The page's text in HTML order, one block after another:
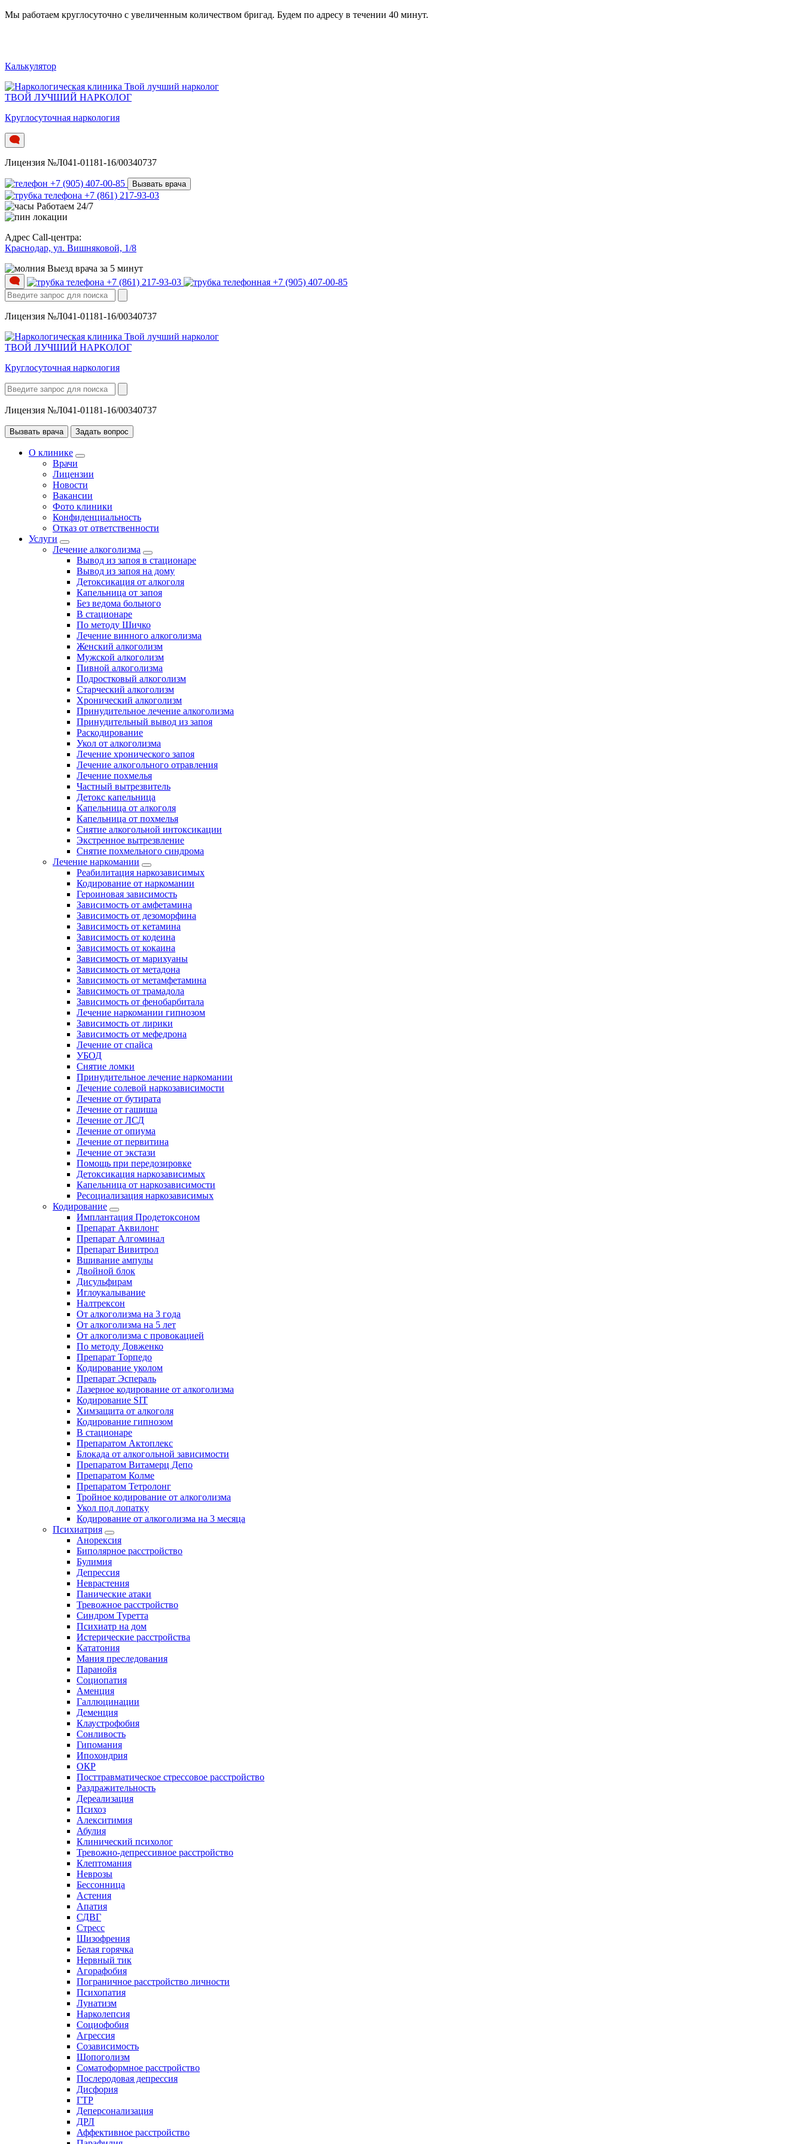
Мы работаем круглосуточно c увеличенным количеством бригад. Будем по адресу в течении 40 минут.
Калькулятор
ТВОЙ ЛУЧШИЙ НАРКОЛОГ
Круглосуточная наркология
Лицензия №Л041-01181-16/00340737
+7 (905) 407-00-85 Вызвать врача
+7 (861) 217-93-03
Работаем 24/7
Адрес Call-центра:
Краснодар, ул. Вишняковой, 1/8
Выезд врача за 5 минут
+7 (861) 217-93-03
+7 (905) 407-00-85
Лицензия №Л041-01181-16/00340737
ТВОЙ ЛУЧШИЙ НАРКОЛОГ
Круглосуточная наркология
Лицензия №Л041-01181-16/00340737
Вызвать врача Задать вопрос
О клинике
Врачи
Лицензии
Новости
Вакансии
Фото клиники
Конфиденциальность
Отказ от ответственности
Услуги
Лечение алкоголизма
Вывод из запоя в стационаре
Вывод из запоя на дому
Детоксикация от алкоголя
Капельница от запоя
Без ведома больного
В стационаре
По методу Шичко
Лечение винного алкоголизма
Женский алкоголизм
Мужской алкоголизм
Пивной алкоголизма
Подростковый алкоголизм
Старческий алкоголизм
Хронический алкоголизм
Принудительное лечение алкоголизма
Принудительный вывод из запоя
Раскодирование
Укол от алкоголизма
Лечение хронического запоя
Лечение алкогольного отравления
Лечение похмелья
Частный вытрезвитель
Детокс капельница
Капельница от алкоголя
Капельница от похмелья
Снятие алкогольной интоксикации
Экстренное вытрезвление
Снятие похмельного синдрома
Лечение наркомании
Реабилитация наркозависимых
Кодирование от наркомании
Героиновая зависимость
Зависимость от амфетамина
Зависимость от дезоморфина
Зависимость от кетамина
Зависимость от кодеина
Зависимость от кокаина
Зависимость от марихуаны
Зависимость от метадона
Зависимость от метамфетамина
Зависимость от трамадола
Зависимость от фенобарбитала
Лечение наркомании гипнозом
Зависимость от лирики
Зависимость от мефедрона
Лечение от спайса
УБОД
Снятие ломки
Принудительное лечение наркомании
Лечение солевой наркозависимости
Лечение от бутирата
Лечение от гашиша
Лечение от ЛСД
Лечение от опиума
Лечение от первитина
Лечение от экстази
Помощь при передозировке
Детоксикация наркозависимых
Капельница от наркозависимости
Ресоциализация наркозависимых
Кодирование
Имплантация Продетоксоном
Препарат Аквилонг
Препарат Алгоминал
Препарат Вивитрол
Вшивание ампулы
Двойной блок
Дисульфирам
Иглоукалывание
Налтрексон
От алкоголизма на 3 года
От алкоголизма на 5 лет
От алкоголизма с провокацией
По методу Довженко
Препарат Торпедо
Кодирование уколом
Препарат Эспераль
Лазерное кодирование от алкоголизма
Кодирование SIT
Химзащита от алкоголя
Кодирование гипнозом
В стационаре
Препаратом Актоплекс
Блокада от алкогольной зависимости
Препаратом Витамерц Депо
Препаратом Колме
Препаратом Тетролонг
Тройное кодирование от алкоголизма
Укол под лопатку
Кодирование от алкоголизма на 3 месяца
Психиатрия
Анорексия
Биполярное расстройство
Булимия
Депрессия
Неврастения
Панические атаки
Тревожное расстройство
Синдром Туретта
Психиатр на дом
Истерические расстройства
Кататония
Мания преследования
Паранойя
Социопатия
Аменция
Галлюцинации
Деменция
Клаустрофобия
Сонливость
Гипомания
Ипохондрия
ОКР
Посттравматическое стрессовое расстройство
Раздражительность
Дереализация
Психоз
Алекситимия
Абулия
Клинический психолог
Тревожно-депрессивное расстройство
Клептомания
Неврозы
Бессонница
Астения
Апатия
СДВГ
Стресс
Шизофрения
Белая горячка
Нервный тик
Агорафобия
Пограничное расстройство личности
Психопатия
Лунатизм
Нарколепсия
Социофобия
Агрессия
Созависимость
Шопоголизм
Соматоформное расстройство
Послеродовая депрессия
Дисфория
ГТР
Деперсонализация
ДРЛ
Аффективное расстройство